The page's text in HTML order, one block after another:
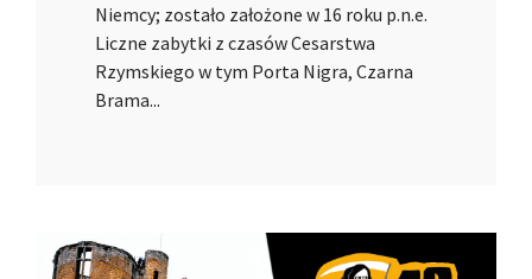
Niemcy; zostało założone w 16 roku p.n.e.
Liczne zabytki z czasów Cesarstwa
Rzymskiego w tym Porta Nigra, Czarna
Brama...